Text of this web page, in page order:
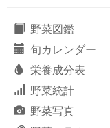
野菜図鑑
旬カレンダー
栄養成分表
野菜統計
野菜写真